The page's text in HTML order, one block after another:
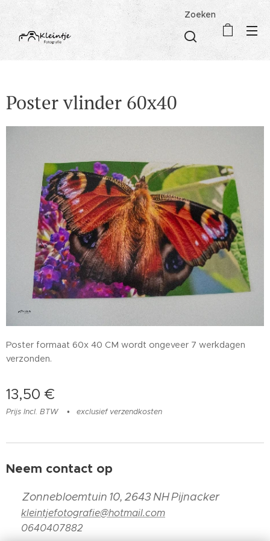
Zoeken
Poster vlinder 60x40
Poster formaat 60x 40 CM wordt ongeveer 7 werkdagen
verzonden.
13,50 €
Prijs Incl. BTW exclusief verzendkosten
Neem contact op
Zonnebloemtuin 10, 2643 NH Pijnacker
kleintjefotografie@hotmail.com
0640407882